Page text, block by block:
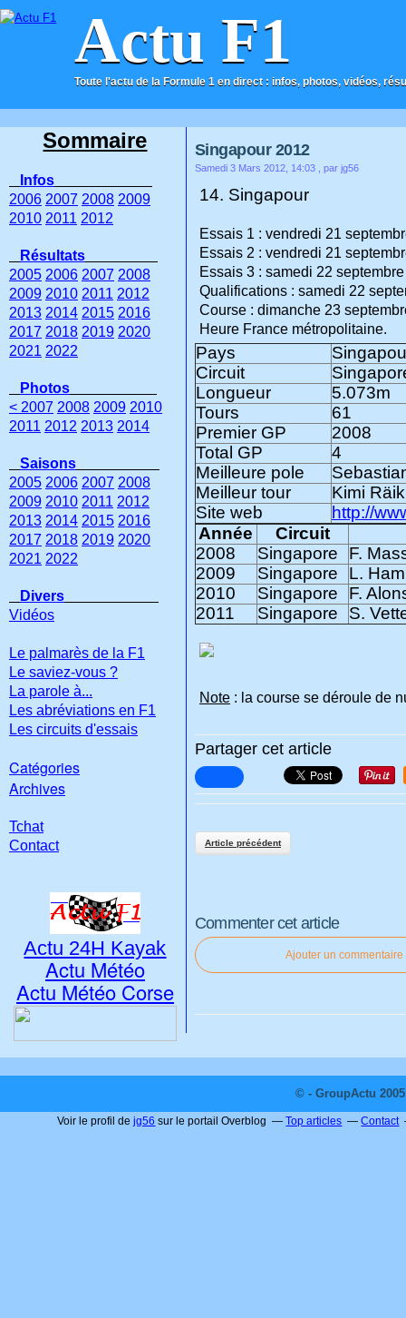
Actu F1
Toute l'actu de la Formule 1 en direct : infos, photos, vidéos,
ACCUEIL CONTACT
Singapour 2012
Samedi 3 Mars 2012, 14:03 , par jg56
14. Singapour
Essais 1 : vendredi 21
Essais 2 : vendredi 21
Essais 3 : samedi 22
Qualifications : samedi 22
Course : dimanche 23
Heure France métropolitaine.
Pays
Circuit
Longueur
5.073m
Tours
61
Premier GP
2008
Total GP
4
Meilleure pole
Meilleur tour
Kimi
Site web
http://
Année
Circuit
2008
Singapore
F.
2009
Singapore
L.
2010
Singapore
F.
2011
Singapore S.
Note : la course se déroule de
Partager cet article
Article précédent
Commenter cet article
Ajouter un commentaire
Sommaire
Infos
2006 2007 2008 2009
2010 2011 2012
Résultats
2005 2006 2007 2008
2009 2010 2011 2012
2013 2014 2015 2016
2017 2018 2019 2020
2021 2022
Photos
< 2007 2008 2009 2010
2011 2012 2013 2014
Saisons
2005 2006 2007 2008
2009 2010 2011 2012
2013 2014 2015 2016
2017 2018 2019 2020
2021 2022
Divers
Vidéos
Le palmarès de la F1
Le saviez-vous ?
La parole à...
Les abréviations en F1
Les circuits d'essais
Catégories
Archives
Tchat
Contact
Actu 24H Kayak
Actu Météo
Actu Météo Corse
© - GroupActu
Voir le profil dejg56 sur le portail Overblog Top articles Contact